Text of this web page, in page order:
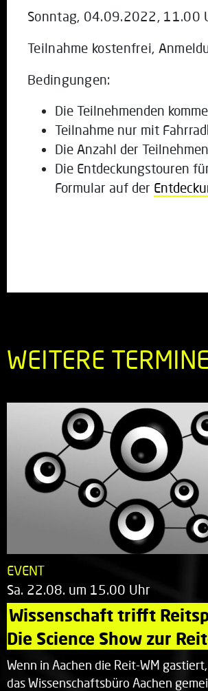
Sonntag, 04.09.2022, 11.00
Teilnahme kostenfrei,
Bedingungen:
Die Teilnehmenden
Teilnahme nur mit
Die Anzahl der
Die Entdeckungstouren
Formular auf der
WEITERE TERMINE
EVENT
Sa. 22.08. um 15.00 Uhr
Wissenschaft trifft
Die Science Show zur
Wenn in Aachen die Reit-WM
das Wissenschaftsbüro Aachen